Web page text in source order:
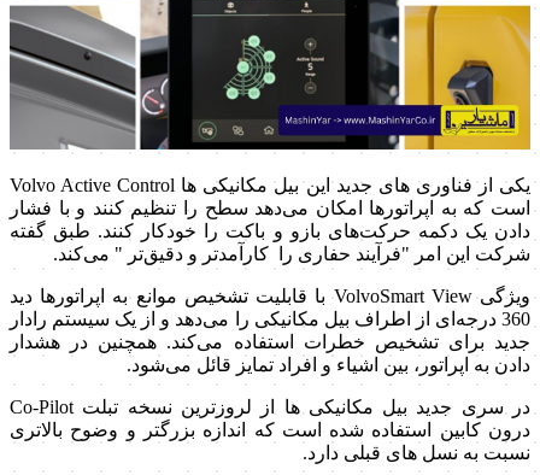
یکی از فناوری های‌ جدید این بیل‌ مکانیکی ها Volvo Active Control
است که به اپراتورها امکان می‌دهد سطح را تنظیم کنند و با فشار
دادن یک دکمه حرکت‌های بازو و باکت را خودکار کنند. طبق گفته
شرکت این امر "فرآیند حفاری را کارآمدتر و دقیق‌تر " می‌کند.
ویژگی VolvoSmart View با قابلیت تشخیص موانع به اپراتورها دید
360 درجه‌ای از اطراف بیل مکانیکی را می‌دهد و از یک سیستم رادار
جدید برای تشخیص خطرات استفاده می‌کند. همچنین در هشدار
دادن به اپراتور، بین اشیاء و افراد تمایز قائل می‌شود.
در سری جدید بیل مکانیکی ها از لروزترین نسخه تبلت Co-Pilot
درون کابین استفاده شده است که اندازه بزرگتر و وضوح بالاتری
نسبت به نسل های قبلی دارد.